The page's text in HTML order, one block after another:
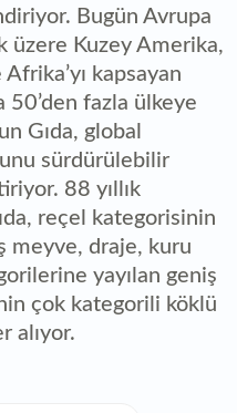
Bugün Avrupa
üzere Kuzey Amerika,
kapsayan
50’den fazla ülkeye
Gıda, global
sürdürülebilir
88 yıllık
reçel kategorisinin
meyve, draje, kuru
yayılan geniş
çok kategorili köklü
alıyor.